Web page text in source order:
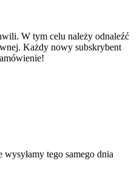
W tym celu należy odnaleźć
Każdy nowy subskrybent
tego samego dnia